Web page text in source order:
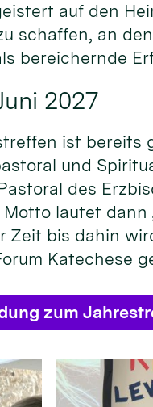
auf den
schaffen, an
bereichernde
2027
ist bereits
und
des
lautet dann
bis dahin
Katechese
zum